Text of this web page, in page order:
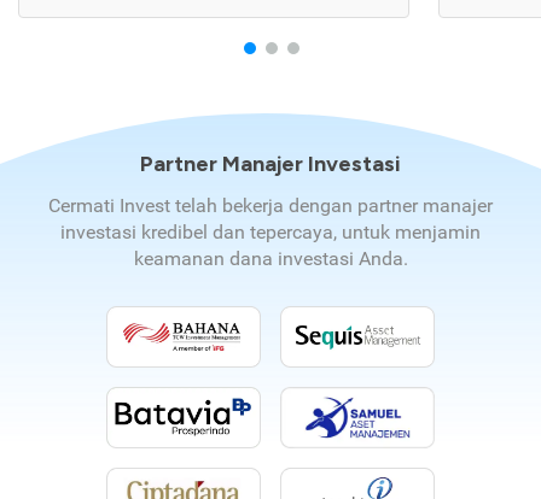
Partner Manajer Investasi
Cermati Invest telah bekerja dengan partner manajer
investasi kredibel dan tepercaya, untuk menjamin
keamanan dana investasi Anda.